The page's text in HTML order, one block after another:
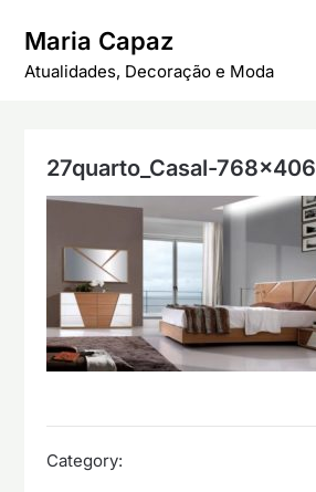
content
Maria Capaz
Atualidades, Decoração e Moda
27quarto_Casal-768×406
Category: